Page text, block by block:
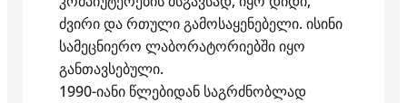
ძვირი და რთული გამოსაყენებელი. ისინი
სამეცნიერო ლაბორატორიებში იყო
განთავსებული.
1990-იანი წლებიდან საგრძნობლად